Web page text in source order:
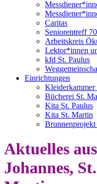
Caritas
Seniorentreff
Arbeitskreis
Lektor*innen
kfd St. Paulus
Einrichtungen
Kleiderkammer
Bücherei St.
Kita St. Paulus
Kita St. Martin
Brunnenprojekt
Aktuelles
Johannes,